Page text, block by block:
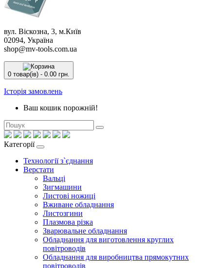
вул. Віскозна, 3, м.Київ
02094, Україна
shop@mv-tools.com.ua
0 товар(ів) - 0.00 грн.
Історія замовлень
Ваш кошик порожній!
Категорії
Технології з`єднання
Верстати
Вальці
Зигмашини
Листові ножиці
Вживане обладнання
Листозгини
Плазмова різка
Зварювальне обладнання
Обладнання для виготовлення круглих
повітроводів
Обладнання для виробництва прямокутних
повітроводів